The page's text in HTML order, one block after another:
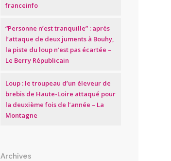
franceinfo
“Personne n’est tranquille” : après
l’attaque de deux juments à Bouhy,
la piste du loup n’est pas écartée –
Le Berry Républicain
Loup : le troupeau d’un éleveur de
brebis de Haute-Loire attaqué pour
la deuxième fois de l’année – La
Montagne
Archives